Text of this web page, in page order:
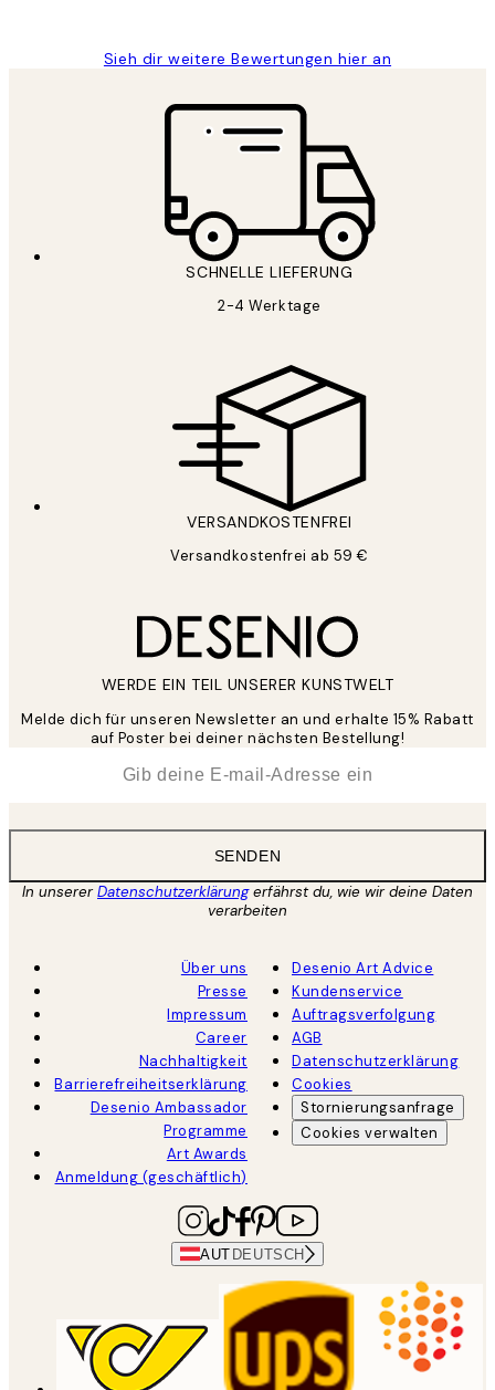
Sieh dir weitere Bewertungen hier an
SCHNELLE LIEFERUNG
2-4 Werktage
VERSANDKOSTENFREI
Versandkostenfrei ab 59 €
WERDE EIN TEIL UNSERER KUNSTWELT
Melde dich für unseren Newsletter an und erhalte 15% Rabatt
auf Poster bei deiner nächsten Bestellung!
SENDEN
In unsererDatenschutzerklärungerfährst du, wie wir deine Daten
verarbeiten
Über uns
Presse
Impressum
Career
Nachhaltigkeit
Barrierefreiheitserklärung
Desenio Ambassador
Programme
Art Awards
Anmeldung (geschäftlich)
Desenio Art Advice
Kundenservice
Auftragsverfolgung
AGB
Datenschutzerklärung
Cookies
Stornierungsanfrage
Cookies verwalten
AUT DEUTSCH